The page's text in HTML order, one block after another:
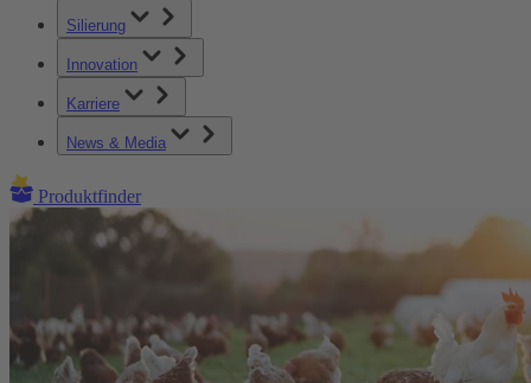
Silierung
Innovation
Karriere
News & Media
Produktfinder